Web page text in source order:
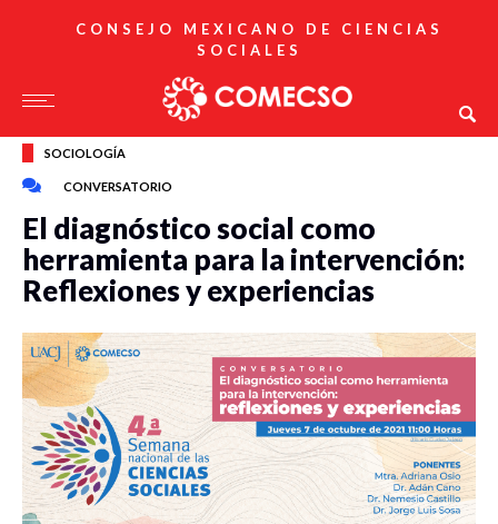
CONSEJO MEXICANO DE CIENCIAS
SOCIALES
SOCIOLOGÍA
CONVERSATORIO
El diagnóstico social como
herramienta para la intervención:
Reflexiones y experiencias